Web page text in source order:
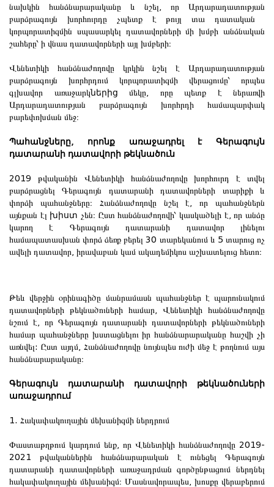
նախկին հանձնարարականը և նշել, որ Արդարադատության
բարձրագույն խորհուրդը չպետք է թույլ տա դատական ​​
կորպորատիզմին սպասարկել դատավորների մի խմբի անձնական
շահերը՝ ի վնաս դատավորների այլ խմբերի։
Վենետիկի հանձնաժողովը կրկին նշել է Արդարադատության
բարձրագույն խորհրդում կորպորատիզմի վերացումը՝ որպես
գլխավոր առաջարկներից
մեկը, որը պետք է ներառվի
Արդարադատության բարձրագույն խորհրդի համապարփակ
բարեփոխման մեջ։
Պահանջները, որոնք առաջադրել է Գերագույն
դատարանի դատավորի թեկնածուն
2019 թվականին Վենետիկի հանձնաժողովը խորհուրդ է տվել
բարձրացնել Գերագույն դատարանի դատավորների տարիքի և
փորձի պահանջները։ Հանձնաժողովը նշել է, որ պահանջներն
այնքան էլ խիստ չեն։ Ըստ հանձնաժողովի՝ կասկածելի է, որ անձը
կարող է Գերագույն դատարանի դատավոր լինելու
համապատասխան փորձ ձեռք բերել 30 տարեկանում և 5 տարուց ոչ
ավելի դատավոր, իրավաբան կամ ակադեմիկոս աշխատելուց հետո։
Թեև վերջին օրինագիծը մանրամասն պահանջներ է պարունակում
դատավորների թեկնածուների համար, Վենետիկի հանձնաժողովը
նշում է, որ Գերագույն դատարանի դատավորների թեկնածուների
համար պահանջները խստացնելու իր հանձնարարականը հաշվի չի
առնվել: Ըստ այդմ, Հանձնաժողովը նույնպես ուժի մեջ է թողնում այս
հանձնարարականը։
Գերագույն դատարանի դատավորի թեկնածուների
առաջադրում
1. Հակափակուղային մեխանիզմի ներդրում
Փաստաթղթում կարդում ենք, որ Վենետիկի հանձնաժողովը 2019-
2021 թվականներին հանձնարարական է ունեցել Գերագույն
դատարանի դատավորների առաջադրման գործընթացում ներդնել
հակափակուղային մեխանիզմ։ Մասնավորապես, խոսքը վերաբերում